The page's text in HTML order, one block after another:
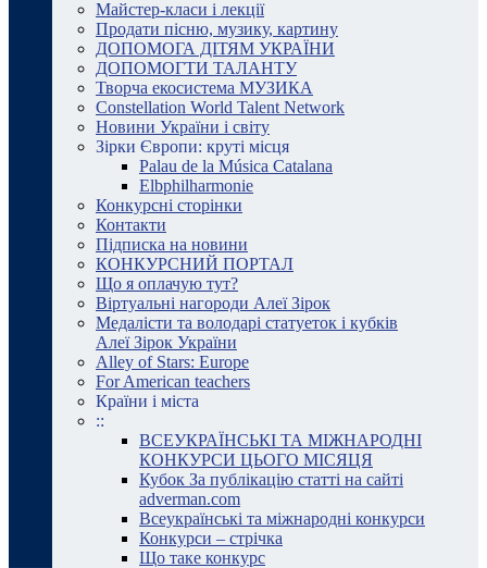
Майстер-класи і лекції
Продати пісню, музику, картину
ДОПОМОГА ДІТЯМ УКРАЇНИ
ДОПОМОГТИ ТАЛАНТУ
Творча екосистема МУЗИКА
Constellation World Talent Network
Новини України і світу
Зірки Європи: круті місця
Palau de la Música Catalana
Elbphilharmonie
Конкурсні сторінки
Контакти
Підписка на новини
КОНКУРСНИЙ ПОРТАЛ
Що я оплачую тут?
Віртуальні нагороди Алеї Зірок
Медалісти та володарі статуеток і кубків
Алеї Зірок України
Alley of Stars: Europe
For American teachers
Країни і міста
::
ВСЕУКРАЇНСЬКІ ТА МІЖНАРОДНІ
КОНКУРСИ ЦЬОГО МІСЯЦЯ
Кубок За публікацію статті на сайті
adverman.com
Всеукраїнські та міжнародні конкурси
Конкурси – стрічка
Що таке конкурс